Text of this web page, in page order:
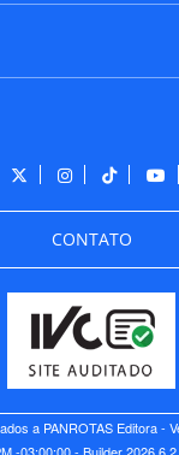
CONTATO
a PANROTAS Editora -